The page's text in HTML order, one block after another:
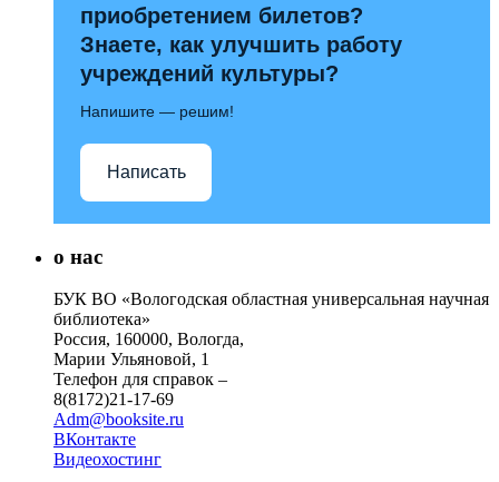
приобретением билетов?
Знаете, как улучшить работу
учреждений культуры?
Напишите — решим!
Написать
о нас
БУК ВО «Вологодская областная универсальная научная
библиотека»
Россия, 160000, Вологда,
Марии Ульяновой, 1
Телефон для справок –
8(8172)21-17-69
Adm@booksite.ru
ВКонтакте
Видеохостинг